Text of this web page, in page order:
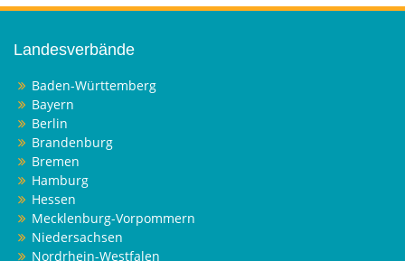
Landesverbände
Baden-Württemberg
Bayern
Berlin
Brandenburg
Bremen
Hamburg
Hessen
Mecklenburg-Vorpommern
Niedersachsen
Nordrhein-Westfalen